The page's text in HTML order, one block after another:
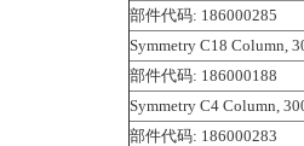
部件代码: 186000285
Symmetry C18 Column,
部件代码: 186000188
Symmetry C4 Column,
部件代码: 186000283